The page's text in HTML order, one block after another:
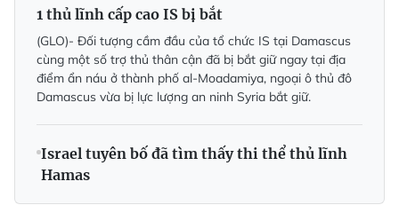
1 thủ lĩnh cấp cao IS bị bắt
(GLO)- Đối tượng cầm đầu của tổ chức IS tại Damascus
cùng một số trợ thủ thân cận đã bị bắt giữ ngay tại địa
điểm ẩn náu ở thành phố al-Moadamiya, ngoại ô thủ đô
Damascus vừa bị lực lượng an ninh Syria bắt giữ.
Israel tuyên bố đã tìm thấy thi thể thủ lĩnh
Hamas